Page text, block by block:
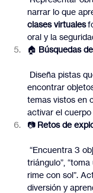
narrar lo que
clases virtuales
oral y la
🏠 Búsquedas
encontrar
temas vistos en
activar el
📷 Retos de
triángulo”,
rime con sol”.
diversión y